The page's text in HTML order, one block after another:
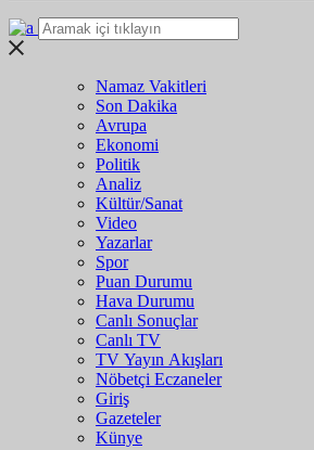
Namaz Vakitleri
Son Dakika
Avrupa
Ekonomi
Politik
Analiz
Kültür/Sanat
Video
Yazarlar
Spor
Puan Durumu
Hava Durumu
Canlı Sonuçlar
Canlı TV
TV Yayın Akışları
Nöbetçi Eczaneler
Giriş
Gazeteler
Künye